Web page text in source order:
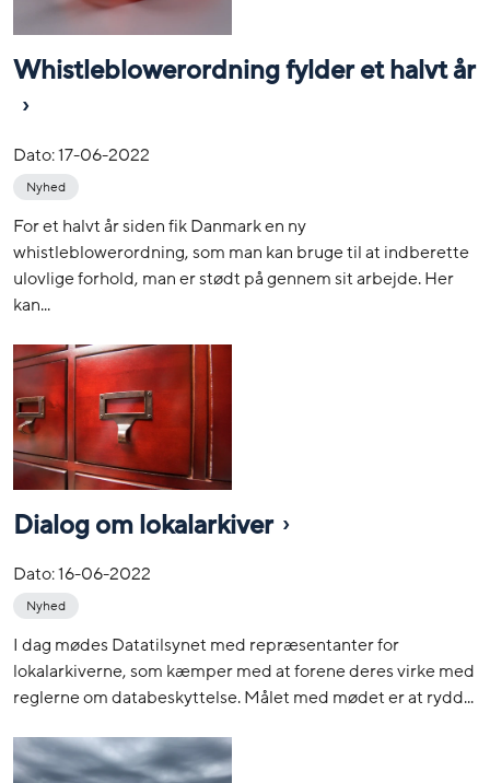
Whistleblowerordning fylder et halvt år
Dato:17-06-2022
Nyhed
For et halvt år siden fik Danmark en ny
whistleblowerordning, som man kan bruge til at indberette
ulovlige forhold, man er stødt på gennem sit arbejde. Her
kan...
Dialog om lokalarkiver
Dato:16-06-2022
Nyhed
I dag mødes Datatilsynet med repræsentanter for
lokalarkiverne, som kæmper med at forene deres virke med
reglerne om databeskyttelse. Målet med mødet er at rydd...